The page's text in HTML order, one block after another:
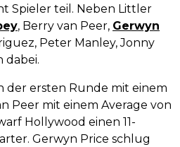
Spieler teil. Neben Littler
, Berry van Peer, Gerwyn
Peter Manley, Jonny
dabei.
der ersten Runde mit einem
Peer mit einem Average von
Hollywood einen 11-
Gerwyn Price schlug